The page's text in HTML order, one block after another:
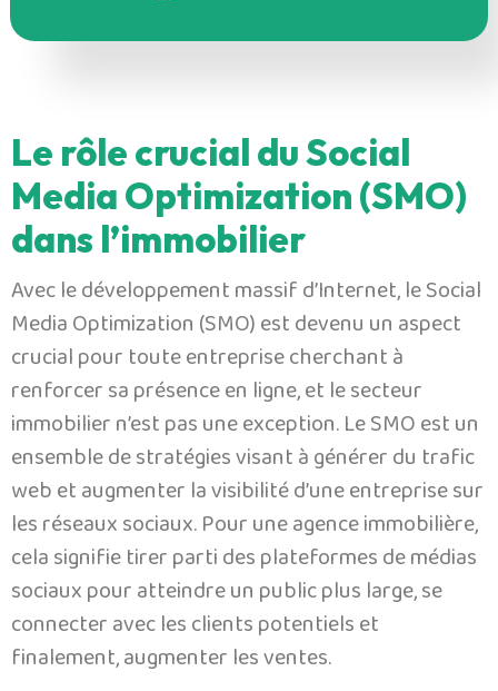
Le rôle crucial du Social
Media Optimization (SMO)
dans l’immobilier
Avec le développement massif d’Internet, le Social
Media Optimization (SMO) est devenu un aspect
crucial pour toute entreprise cherchant à
renforcer sa présence en ligne, et le secteur
immobilier n’est pas une exception. Le SMO est un
ensemble de stratégies visant à générer du trafic
web et augmenter la visibilité d’une entreprise sur
les réseaux sociaux. Pour une agence immobilière,
cela signifie tirer parti des plateformes de médias
sociaux pour atteindre un public plus large, se
connecter avec les clients potentiels et
finalement, augmenter les ventes.